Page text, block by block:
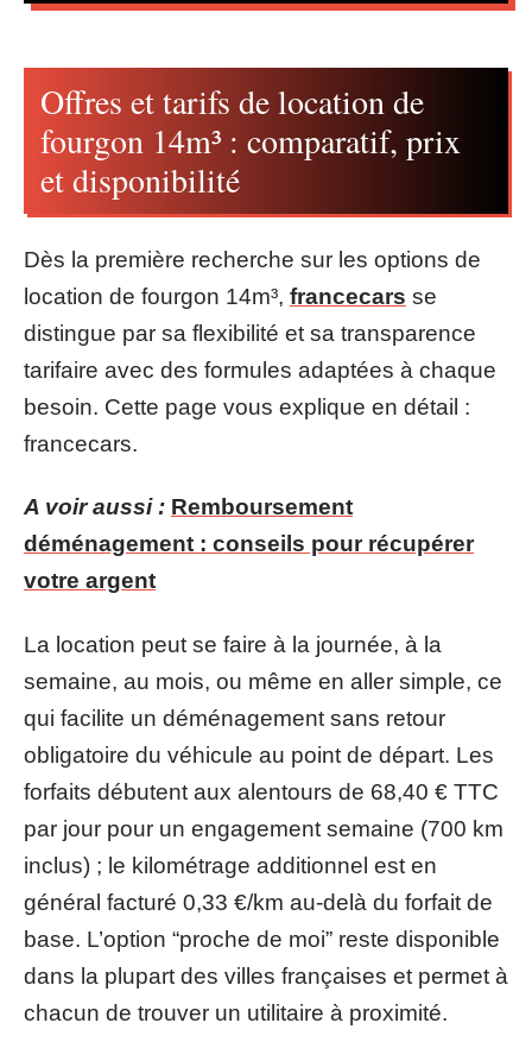
Offres et tarifs de location de
fourgon 14m³ : comparatif, prix
et disponibilité
Dès la première recherche sur les options de
location de fourgon 14m³, francecars se
distingue par sa flexibilité et sa transparence
tarifaire avec des formules adaptées à chaque
besoin. Cette page vous explique en détail :
francecars.
A voir aussi : Remboursement
déménagement : conseils pour récupérer
votre argent
La location peut se faire à la journée, à la
semaine, au mois, ou même en aller simple, ce
qui facilite un déménagement sans retour
obligatoire du véhicule au point de départ. Les
forfaits débutent aux alentours de 68,40 € TTC
par jour pour un engagement semaine (700 km
inclus) ; le kilométrage additionnel est en
général facturé 0,33 €/km au-delà du forfait de
base. L’option “proche de moi” reste disponible
dans la plupart des villes françaises et permet à
chacun de trouver un utilitaire à proximité.